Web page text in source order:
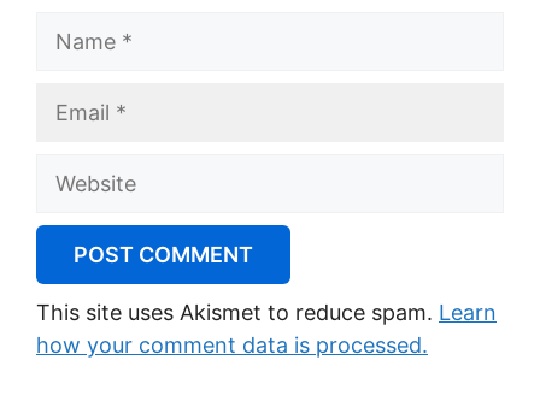
Website
This site uses Akismet to reduce spam. Learn
how your comment data is processed.